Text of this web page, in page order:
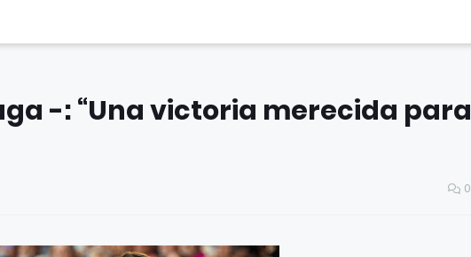
-: “Una victoria merecida para
0